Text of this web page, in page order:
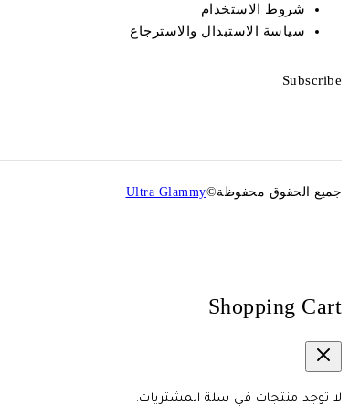
شروط الاستخدام
سياسة الاستبدال والاسترجاع
Subscribe
جميع الحقوق محفوظة©Ultra Glammy
Shopping Cart
لا توجد منتجات في سلة المشتريات.